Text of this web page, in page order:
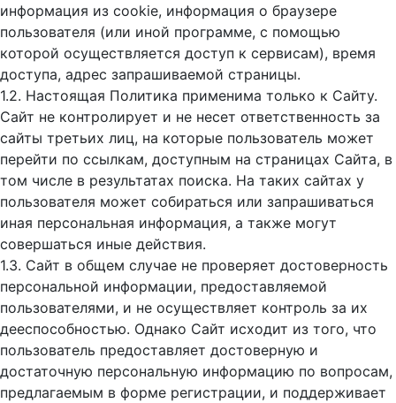
информация из cookie, информация о браузере
пользователя (или иной программе, с помощью
которой осуществляется доступ к cервисам), время
доступа, адрес запрашиваемой страницы.
1.2. Настоящая Политика применима только к Сайту.
Сайт не контролирует и не несет ответственность за
сайты третьих лиц, на которые пользователь может
перейти по ссылкам, доступным на страницах Сайта, в
том числе в результатах поиска. На таких сайтах у
пользователя может собираться или запрашиваться
иная персональная информация, а также могут
совершаться иные действия.
1.3. Сайт в общем случае не проверяет достоверность
персональной информации, предоставляемой
пользователями, и не осуществляет контроль за их
дееспособностью. Однако Сайт исходит из того, что
пользователь предоставляет достоверную и
достаточную персональную информацию по вопросам,
предлагаемым в форме регистрации, и поддерживает